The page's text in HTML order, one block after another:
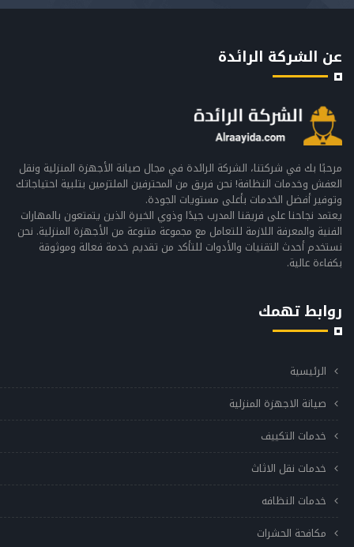
عن الشركة الرائدة
مرحبًا بك في شركتنا، الشركة الرائدة في مجال صيانة الأجهزة المنزلية ونقل
العفش وخدمات النظافة! نحن فريق من المحترفين الملتزمين بتلبية احتياجاتك
وتوفير أفضل الخدمات بأعلى مستويات الجودة.
يعتمد نجاحنا على فريقنا المدرب جيدًا وذوي الخبرة الذين يتمتعون بالمهارات
الفنية والمعرفة اللازمة للتعامل مع مجموعة متنوعة من الأجهزة المنزلية. نحن
نستخدم أحدث التقنيات والأدوات للتأكد من تقديم خدمة فعالة وموثوقة
بكفاءة عالية.
روابط تهمك
الرئيسية
صيانة الاجهزة المنزلية
خدمات التكييف
خدمات نقل الاثاث
خدمات النظافه
مكافحة الحشرات